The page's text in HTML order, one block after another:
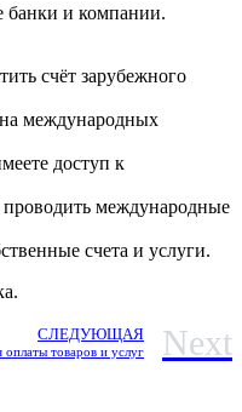
банки и компании.
счёт зарубежного
на международных
доступ к
проводить международные
счета и услуги.
СЛЕДУЮЩАЯ
товаров и услуг Next